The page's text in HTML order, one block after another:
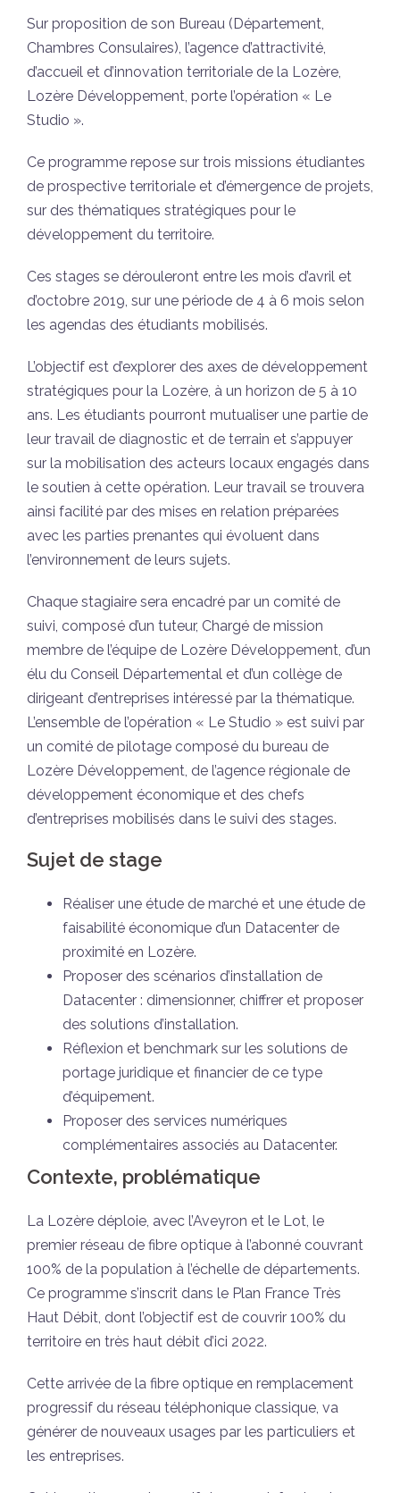
Sur proposition de son Bureau (Département,
Chambres Consulaires), l’agence d’attractivité,
d’accueil et d’innovation territoriale de la Lozère,
Lozère Développement, porte l’opération « Le
Studio ».
Ce programme repose sur trois missions étudiantes
de prospective territoriale et d’émergence de projets,
sur des thématiques stratégiques pour le
développement du territoire.
Ces stages se dérouleront entre les mois d’avril et
d’octobre 2019, sur une période de 4 à 6 mois selon
les agendas des étudiants mobilisés.
L’objectif est d’explorer des axes de développement
stratégiques pour la Lozère, à un horizon de 5 à 10
ans. Les étudiants pourront mutualiser une partie de
leur travail de diagnostic et de terrain et s’appuyer
sur la mobilisation des acteurs locaux engagés dans
le soutien à cette opération. Leur travail se trouvera
ainsi facilité par des mises en relation préparées
avec les parties prenantes qui évoluent dans
l’environnement de leurs sujets.
Chaque stagiaire sera encadré par un comité de
suivi, composé d’un tuteur, Chargé de mission
membre de l’équipe de Lozère Développement, d’un
élu du Conseil Départemental et d’un collège de
dirigeant d’entreprises intéressé par la thématique.
L’ensemble de l’opération « Le Studio » est suivi par
un comité de pilotage composé du bureau de
Lozère Développement, de l’agence régionale de
développement économique et des chefs
d’entreprises mobilisés dans le suivi des stages.
Sujet de stage
Réaliser une étude de marché et une étude de
faisabilité économique d’un Datacenter de
proximité en Lozère.
Proposer des scénarios d’installation de
Datacenter : dimensionner, chiffrer et proposer
des solutions d’installation.
Réflexion et benchmark sur les solutions de
portage juridique et financier de ce type
d’équipement.
Proposer des services numériques
complémentaires associés au Datacenter.
Contexte, problématique
La Lozère déploie, avec l’Aveyron et le Lot, le
premier réseau de fibre optique à l’abonné couvrant
100% de la population à l’échelle de départements.
Ce programme s’inscrit dans le Plan France Très
Haut Débit, dont l’objectif est de couvrir 100% du
territoire en très haut débit d’ici 2022.
Cette arrivée de la fibre optique en remplacement
progressif du réseau téléphonique classique, va
générer de nouveaux usages par les particuliers et
les entreprises.